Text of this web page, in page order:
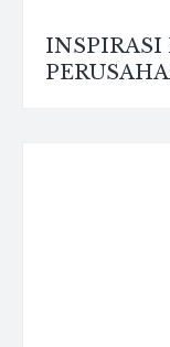
INSPIRASI